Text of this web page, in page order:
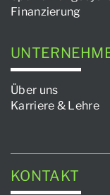
Finanzierung
Über uns
Karriere & Lehre
KONTAKT